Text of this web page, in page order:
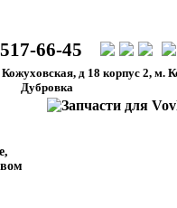
66-45
д 18 корпус 2, м.
Дубровка